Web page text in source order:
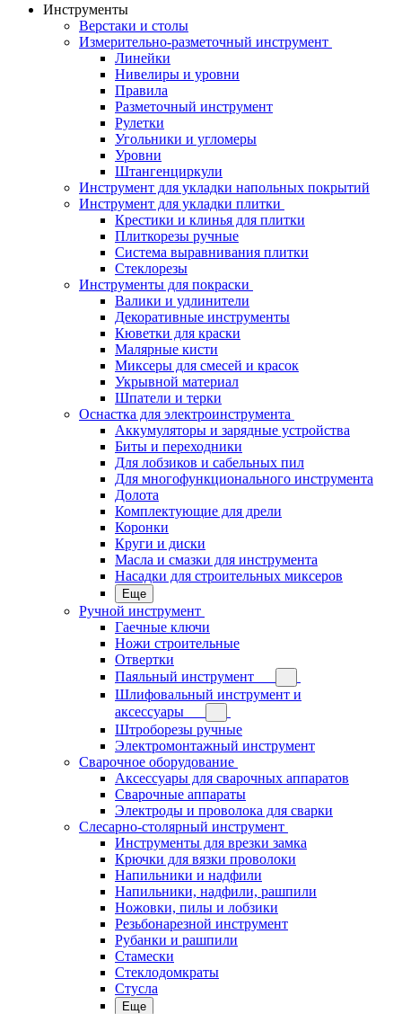
Инструменты
Верстаки и столы
Измерительно-разметочный инструмент
Линейки
Нивелиры и уровни
Правила
Разметочный инструмент
Рулетки
Угольники и угломеры
Уровни
Штангенциркули
Инструмент для укладки напольных покрытий
Инструмент для укладки плитки
Крестики и клинья для плитки
Плиткорезы ручные
Система выравнивания плитки
Стеклорезы
Инструменты для покраски
Валики и удлинители
Декоративные инструменты
Кюветки для краски
Малярные кисти
Миксеры для смесей и красок
Укрывной материал
Шпатели и терки
Оснастка для электроинструмента
Аккумуляторы и зарядные устройства
Биты и переходники
Для лобзиков и сабельных пил
Для многофункционального инструмента
Долота
Комплектующие для дрели
Коронки
Круги и диски
Масла и смазки для инструмента
Насадки для строительных миксеров
Еще
Ручной инструмент
Гаечные ключи
Ножи строительные
Отвертки
Паяльный инструмент
Шлифовальный инструмент и
аксессуары
Штроборезы ручные
Электромонтажный инструмент
Сварочное оборудование
Аксессуары для сварочных аппаратов
Сварочные аппараты
Электроды и проволока для сварки
Слесарно-столярный инструмент
Инструменты для врезки замка
Крючки для вязки проволоки
Напильники и надфили
Напильники, надфили, рашпили
Ножовки, пилы и лобзики
Резьбонарезной инструмент
Рубанки и рашпили
Стамески
Стеклодомкраты
Стусла
Еще